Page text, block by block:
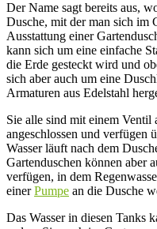
Der Name sagt bereits aus,
Dusche, mit der man sich im
Ausstattung einer
kann sich um eine einfache
die Erde gesteckt wird und
sich aber auch um eine
Armaturen aus Edelstahl
Sie alle sind mit einem Ventil
angeschlossen und verfügen
Wasser läuft nach dem
Gartenduschen können aber
verfügen, in dem
einerPumpe an die Dusche
Das Wasser in diesen Tanks